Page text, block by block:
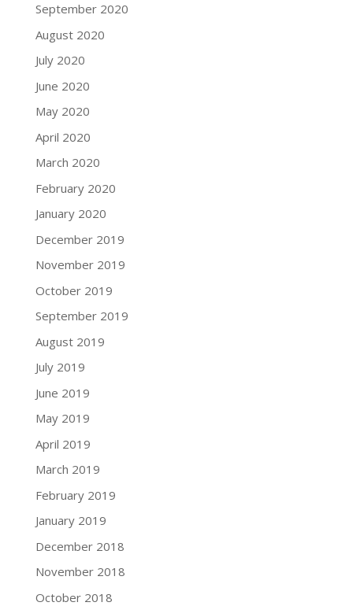
September 2020
August 2020
July 2020
June 2020
May 2020
April 2020
March 2020
February 2020
January 2020
December 2019
November 2019
October 2019
September 2019
August 2019
July 2019
June 2019
May 2019
April 2019
March 2019
February 2019
January 2019
December 2018
November 2018
October 2018